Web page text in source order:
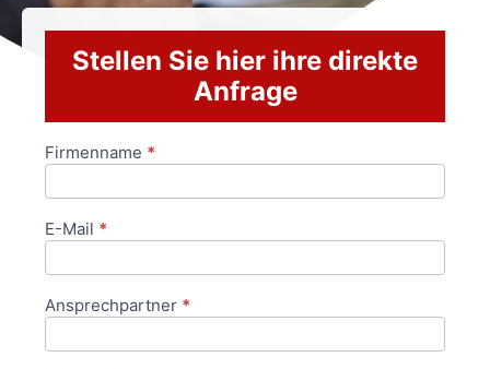
Stellen Sie hier ihre direkte
Anfrage
Anfrageformular
Firmenname *
E-Mail *
Ansprechpartner *